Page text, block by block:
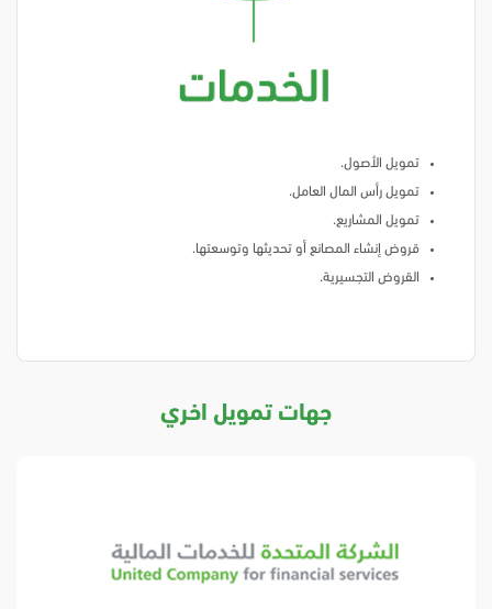
تمويل الأصول.
تمويل رأس المال العامل.
تمويل المشاريع.
قروض إنشاء المصانع أو تحديثها وتوسعتها.
القروض التجسيرية.
جهات تمويل اخري